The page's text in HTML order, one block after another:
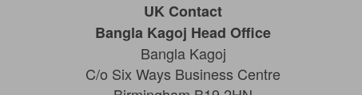
UK Contact
Bangla Kagoj Head Office
Bangla Kagoj
C/o Six Ways Business Centre